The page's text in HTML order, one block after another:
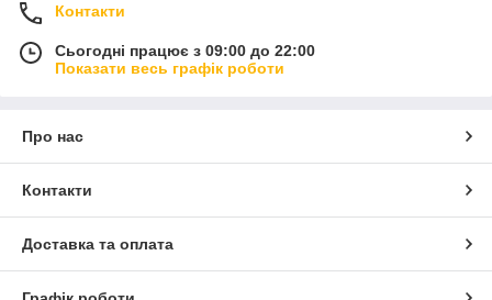
Контакти
Сьогодні працює з 09:00 до 22:00
Показати весь графік роботи
Про нас
Контакти
Доставка та оплата